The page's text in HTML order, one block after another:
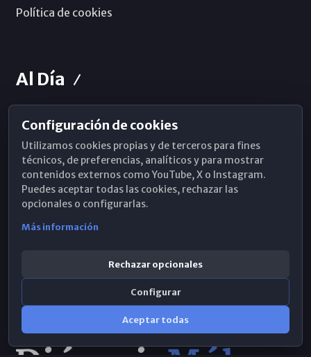
Política de cookies
Al Día
Horarios de Misa
Hemeroteca
WhatsApp
Configuración de cookies
Utilizamos cookies propias y de terceros para fines
técnicos, de preferencias, analíticos y para mostrar
contenidos externos como YouTube, X o Instagram.
Puedes aceptar todas las cookies, rechazar las
opcionales o configurarlas.
Más información
Rechazar opcionales
Configurar
Aceptar todas